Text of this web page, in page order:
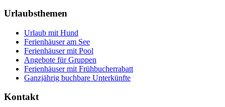
Urlaubsthemen
Urlaub mit Hund
Ferienhäuser am See
Ferienhäuser mit Pool
Angebote für Gruppen
Ferienhäuser mit Frühbucherrabatt
Ganzjährig buchbare Unterkünfte
Kontakt